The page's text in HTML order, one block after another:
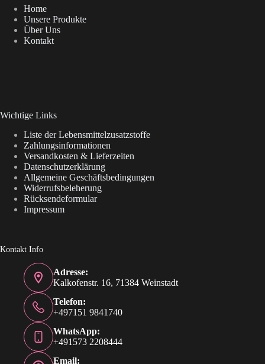
Home
Unsere Produkte
Über Uns
Kontakt
Wichtige Links
Liste der Lebensmittelzusatzstoffe
Zahlungsinformationen
Versandkosten & Lieferzeiten
Datenschutzerklärung
Allgemeine Geschäftsbedingungen
Widerrufsbeleherung
Rücksendeformular
Impressum
Kontakt Info
Adresse:
Kalkofenstr. 16, 71384 Weinstadt
Telefon:
+497151 9841740
WhatsApp:
+491573 2208444
Email: